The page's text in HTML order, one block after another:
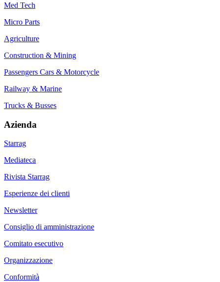
Med Tech
Micro Parts
Agriculture
Construction & Mining
Passengers Cars & Motorcycle
Railway & Marine
Trucks & Busses
Azienda
Starrag
Mediateca
Rivista Starrag
Esperienze dei clienti
Newsletter
Consiglio di amministrazione
Comitato esecutivo
Organizzazione
Conformità